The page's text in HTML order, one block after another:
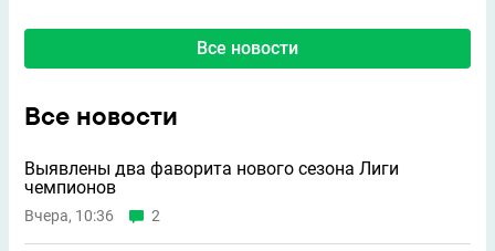
Все новости
Все новости
Выявлены два фаворита нового сезона Лиги
чемпионов
Вчера, 10:36 2